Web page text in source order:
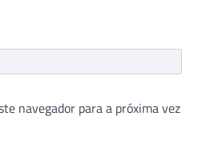
navegador para a próxima vez